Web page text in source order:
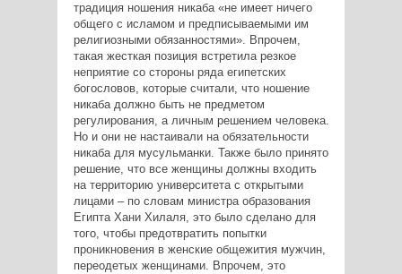
традиция ношения никаба «не имеет ничего
общего с исламом и предписываемыми им
религиозными обязанностями». Впрочем,
такая жесткая позиция встретила резкое
неприятие со стороны ряда египетских
богословов, которые считали, что ношение
никаба должно быть не предметом
регулирования, а личным решением человека.
Но и они не настаивали на обязательности
никаба для мусульманки. Также было принято
решение, что все женщины должны входить
на территорию университета с открытыми
лицами – по словам министра образования
Египта Хани Хилаля, это было сделано для
того, чтобы предотвратить попытки
проникновения в женские общежития мужчин,
переодетых женщинами. Впрочем, это